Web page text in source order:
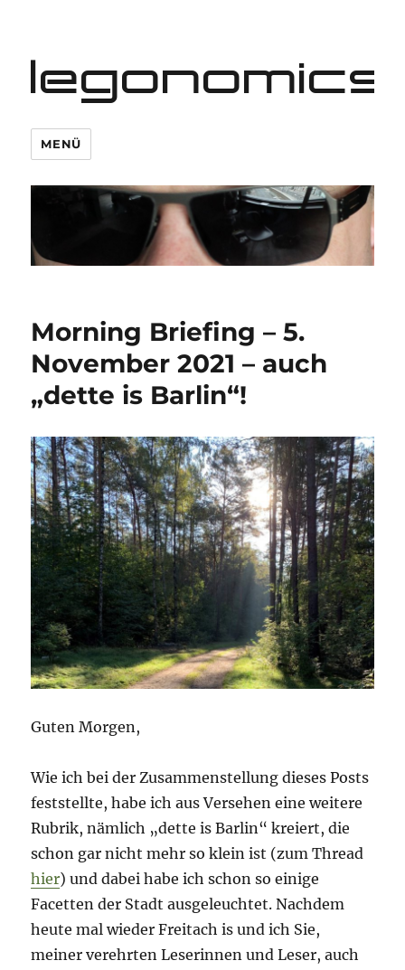
legonomics
MENÜ
Morning Briefing – 5.
November 2021 – auch
„dette is Barlin“!
Guten Morgen,
Wie ich bei der Zusammenstellung dieses Posts
feststellte, habe ich aus Versehen eine weitere
Rubrik, nämlich „dette is Barlin“ kreiert, die
schon gar nicht mehr so klein ist (zum Thread
hier) und dabei habe ich schon so einige
Facetten der Stadt ausgeleuchtet. Nachdem
heute mal wieder Freitach is und ich Sie,
meiner verehrten Leserinnen und Leser, auch